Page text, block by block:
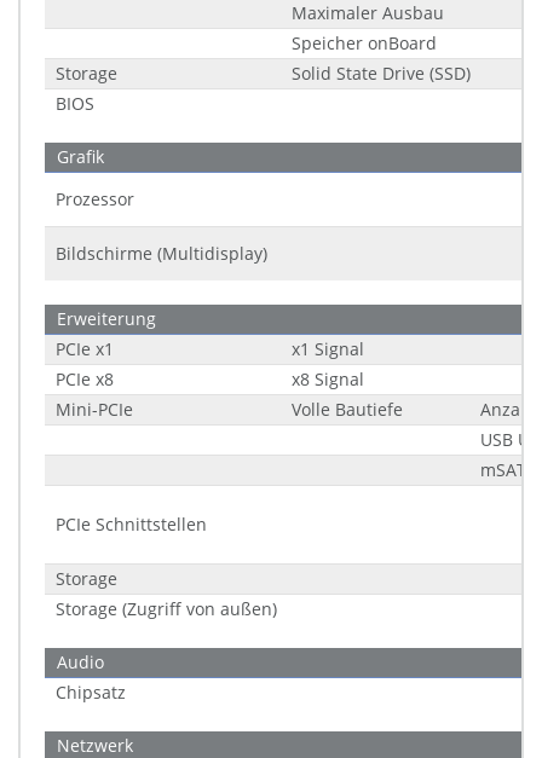
Maximaler Ausbau
Speicher onBoard
Storage
Solid State Drive (SSD)
BIOS
Grafik
Prozessor
Bildschirme (Multidisplay)
Erweiterung
PCIe x1
x1 Signal
PCIe x8
x8 Signal
Mini-PCIe
Volle Bautiefe
Anzahl
USB
PCIe Schnittstellen
Storage
Storage (Zugriff von außen)
Audio
Chipsatz
Netzwerk